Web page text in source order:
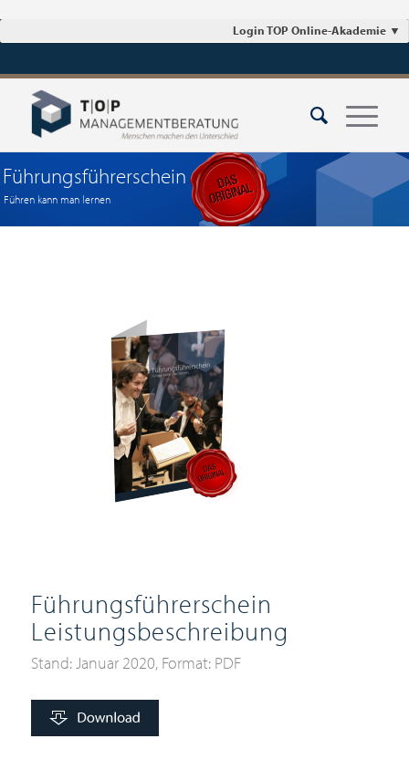
Login TOP Online-Akademie ▼
Führen kann man lernen
Führungsführerschein
Führungsführerschein
Leistungsbeschreibung
Stand: Januar 2020, Format: PDF